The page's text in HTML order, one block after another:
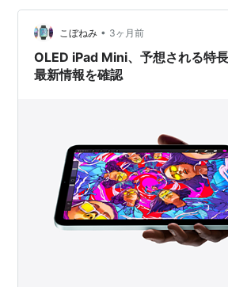
こぼねみ • 3ヶ月前
OLED iPad Mini、予想される特
最新情報を確認